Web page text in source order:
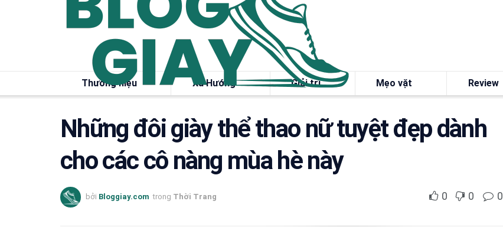
Thương hiệu Xu Hướng Giải trí Mẹo vặt Review
Những đôi giày thể thao nữ tuyệt đẹp dành
cho các cô nàng mùa hè này
bởi Bloggiay.com trong Thời Trang 0 0 0